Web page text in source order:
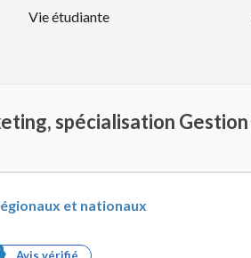
Vie étudiante
spécialisation Gestion
et nationaux